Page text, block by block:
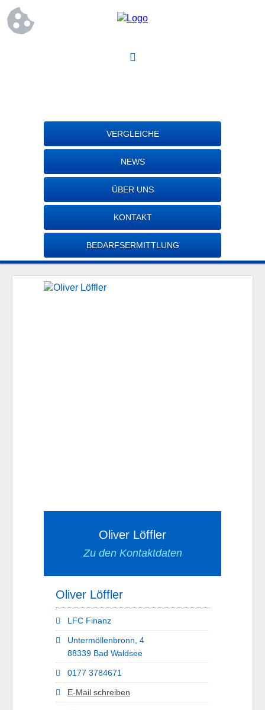
VERGLEICHE
NEWS
ÜBER UNS
KONTAKT
BEDARFSERMITTLUNG
Oliver Löffler
Zu den Kontaktdaten
Oliver Löffler
LFC Finanz
Untermöllenbronn, 4
88339 Bad Waldsee
0177 3784671
E-Mail schreiben